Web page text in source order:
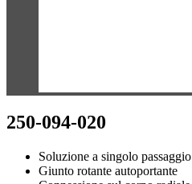
250-094-020
Soluzione a singolo passaggio
Giunto rotante autoportante